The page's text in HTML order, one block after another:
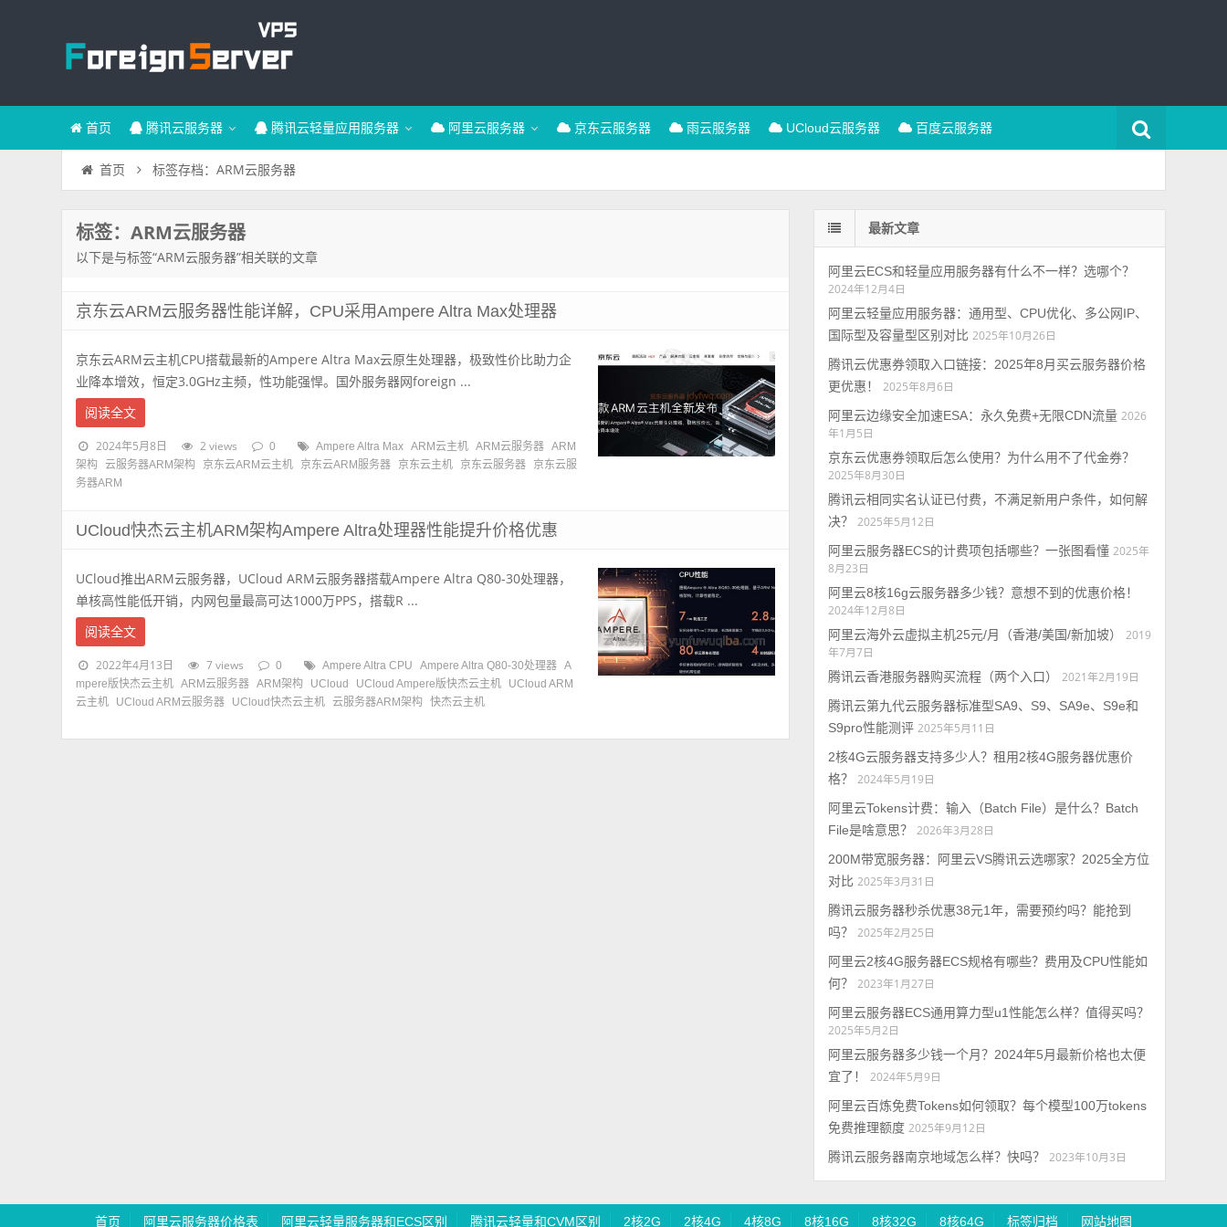
首页 腾讯云服务器 腾讯云轻量应用服务器 阿里云服务器 京东云服务器 雨云服务器 UCloud云服务器 百度云服务器
首页 标签存档：ARM云服务器
标签：ARM云服务器
以下是与标签“ARM云服务器”相关联的文章
京东云ARM云服务器性能详解，CPU采用Ampere Altra Max处理器
京东云ARM云主机CPU搭载最新的Ampere Altra Max云原生处理器，极致性价比助力企
业降本增效，恒定3.0GHz主频，性功能强悍。国外服务器网foreign ...
阅读全文
2024年5月8日 2 views 0 Ampere Altra Max ARM云主机 ARM云服务器 ARM
架构
云服务器ARM架构 京东云ARM云主机 京东云ARM服务器 京东云主机 京东云服务器
京东云服
务器ARM
UCloud快杰云主机ARM架构Ampere Altra处理器性能提升价格优惠
UCloud推出ARM云服务器，UCloud ARM云服务器搭载Ampere Altra Q80-30处理器，
单核高性能低开销，内网包量最高可达1000万PPS，搭载R ...
阅读全文
2022年4月13日 7 views 0 Ampere Altra CPU Ampere Altra Q80-30处理器 A
mpere版快杰云主机 ARM云服务器 ARM架构 UCloud UCloud Ampere版快杰云主机
UCloud ARM
云主机
UCloud ARM云服务器 UCloud快杰云主机 云服务器ARM架构 快杰云主机
最新文章
阿里云ECS和轻量应用服务器有什么不一样？选哪个？
2024年12月4日
阿里云轻量应用服务器：通用型、CPU优化、多公网IP、
国际型及容量型区别对比 2025年10月26日
腾讯云优惠券领取入口链接：2025年8月买云服务器价格
更优惠！
2025年8月6日
阿里云边缘安全加速ESA：永久免费+无限CDN流量 2026
年1月5日
京东云优惠券领取后怎么使用？为什么用不了代金券？
2025年8月30日
腾讯云相同实名认证已付费，不满足新用户条件，如何解
决？
2025年5月12日
阿里云服务器ECS的计费项包括哪些？一张图看懂 2025年
8月23日
阿里云8核16g云服务器多少钱？意想不到的优惠价格！
2024年12月8日
阿里云海外云虚拟主机25元/月（香港/美国/新加坡）
2019
年7月7日
腾讯云香港服务器购买流程（两个入口）
2021年2月19日
腾讯云第九代云服务器标准型SA9、S9、SA9e、S9e和
S9pro性能测评 2025年5月11日
2核4G云服务器支持多少人？租用2核4G服务器优惠价
格？
2024年5月19日
阿里云Tokens计费：输入（Batch File）是什么？Batch
File是啥意思？
2026年3月28日
200M带宽服务器：阿里云VS腾讯云选哪家？2025全方位
对比 2025年3月31日
腾讯云服务器秒杀优惠38元1年，需要预约吗？能抢到
吗？
2025年2月25日
阿里云2核4G服务器ECS规格有哪些？费用及CPU性能如
何？
2023年1月27日
阿里云服务器ECS通用算力型u1性能怎么样？值得买吗？
2025年5月2日
阿里云服务器多少钱一个月？2024年5月最新价格也太便
宜了！
2024年5月9日
阿里云百炼免费Tokens如何领取？每个模型100万tokens
免费推理额度 2025年9月12日
腾讯云服务器南京地域怎么样？快吗？
2023年10月3日
首页 阿里云服务器价格表 阿里云轻量服务器和ECS区别 腾讯云轻量和CVM区别 2核2G 2核4G 4核8G 8核16G 8核32G 8核64G 标签归档 网站地图